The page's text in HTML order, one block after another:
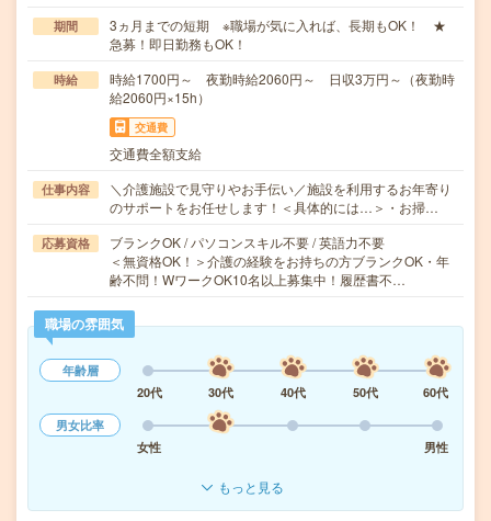
期間
3ヵ月までの短期 ※職場が気に入れば、長期もOK！ ★
急募！即日勤務もOK！
時給
時給1700円～ 夜勤時給2060円～ 日収3万円～（夜勤時
給2060円×15h）
交通費
交通費全額支給
仕事内容
＼介護施設で見守りやお手伝い／施設を利用するお年寄り
のサポートをお任せします！＜具体的には…＞・お掃…
応募資格
ブランクOK / パソコンスキル不要 / 英語力不要
＜無資格OK！＞介護の経験をお持ちの方ブランクOK・年
齢不問！WワークOK10名以上募集中！履歴書不…
職場の雰囲気
年齢層
20代
30代 40代 50代
60代
男女比率
女性
男性
もっと見る